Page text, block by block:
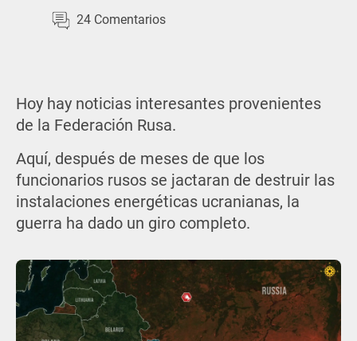
24 Comentarios
Hoy hay noticias interesantes provenientes
de la Federación Rusa.
Aquí, después de meses de que los
funcionarios rusos se jactaran de destruir las
instalaciones energéticas ucranianas, la
guerra ha dado un giro completo.